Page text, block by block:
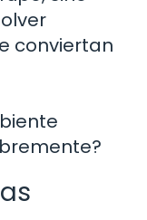
conviertan